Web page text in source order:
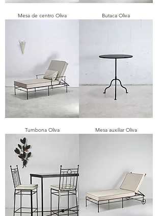
Mesa de centro Oliva Butaca Oliva
Tumbona Oliva Mesa auxiliar Oliva